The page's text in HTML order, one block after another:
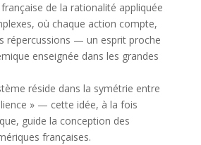
de la rationalité appliquée
où chaque action compte,
répercussions — un esprit proche
enseignée dans les grandes
réside dans la symétrie entre
» — cette idée, à la fois
guide la conception des
françaises.